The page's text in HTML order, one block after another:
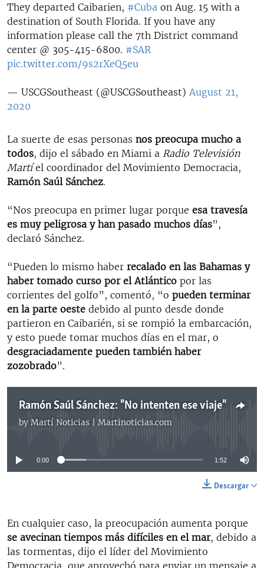
They departed Caibarien, #Cuba on Aug. 15 with a
destination of South Florida. If you have any
information please call the 7th District command
center @ 305-415-6800. #SAR
pic.twitter.com/9s2rXeQ5eu
— USCGSoutheast (@USCGSoutheast) August 21,
2020
La suerte de esas personas nos preocupa mucho a
todos, dijo el sábado en Miami a Radio Televisión
Martíel coordinador del Movimiento Democracia,
Ramón Saúl Sánchez.
“Nos preocupa en primer lugar porque esa travesía
es muy peligrosa y han pasado muchos días”,
declaró Sánchez.
“Pueden lo mismo haber recalado en las Bahamas y
haber tomado curso por el Atlántico por las
corrientes del golfo”, comentó, “o pueden terminar
en la parte oeste debido al punto desde donde
partieron en Caibarién, si se rompió la embarcación,
y esto puede tomar muchos días en el mar, o
desgraciadamente pueden también haber
zozobrado”.
Ramón Saúl Sánchez: "No intenten ese viaje"
by Martí Noticias | Martinoticias.com
No media source currently available
0:00 1:52
Descargar
En cualquier caso, la preocupación aumenta porque
se avecinan tiempos más difíciles en el mar, debido a
las tormentas, dijo el líder del Movimiento
Democracia, que aprovechó para enviar un mensaje a